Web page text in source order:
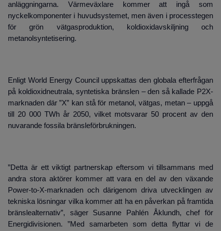
anläggningarna. Värmeväxlare kommer att ingå som
nyckelkomponenter i huvudsystemet, men även i processtegen
för grön vätgasproduktion, koldioxidavskiljning och
metanolsyntetisering.
Enligt World Energy Council uppskattas den globala efterfrågan
på koldioxidneutrala, syntetiska bränslen – den så kallade P2X-
marknaden där ”X” kan stå för metanol, vätgas, metan – uppgå
till 20 000 TWh år 2050, vilket motsvarar 50 procent av den
nuvarande fossila bränsleförbrukningen.
”Detta är ett viktigt partnerskap eftersom vi tillsammans med
andra stora aktörer kommer att vara en del av den växande
Power-to-X-marknaden och därigenom driva utvecklingen av
tekniska lösningar vilka kommer att ha en påverkan på framtida
bränslealternativ”, säger Susanne Pahlén Åklundh, chef för
Energidivisionen. ”Med samarbeten som detta flyttar vi de